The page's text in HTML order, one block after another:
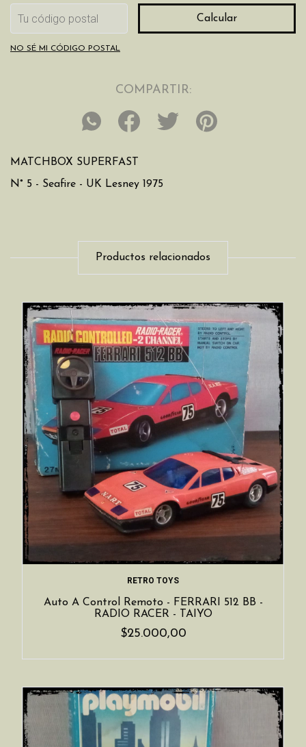
Calcular
NO SÉ MI CÓDIGO POSTAL
COMPARTIR:
MATCHBOX SUPERFAST
N° 5 - Seafire - UK Lesney 1975
Productos relacionados
RETRO TOYS
Auto A Control Remoto - FERRARI 512 BB -
RADIO RACER - TAIYO
$25.000,00